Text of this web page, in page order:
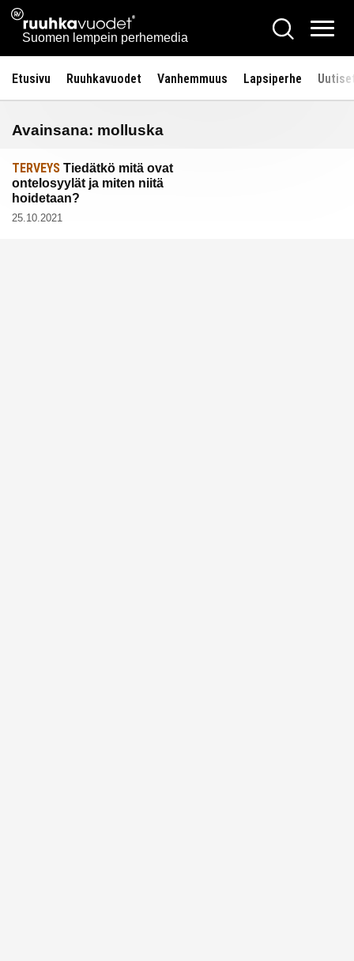
Siirry
sisältöön
Ruuhkavuodet.fi
Suomen lempein perhemedia
Hae
Etusivu Ruuhkavuodet Vanhemmuus Lapsiperhe
Avainsana: molluska
TERVEYS Tiedätkö mitä ovat
ontelosyylät ja miten niitä
hoidetaan?
25.10.2021